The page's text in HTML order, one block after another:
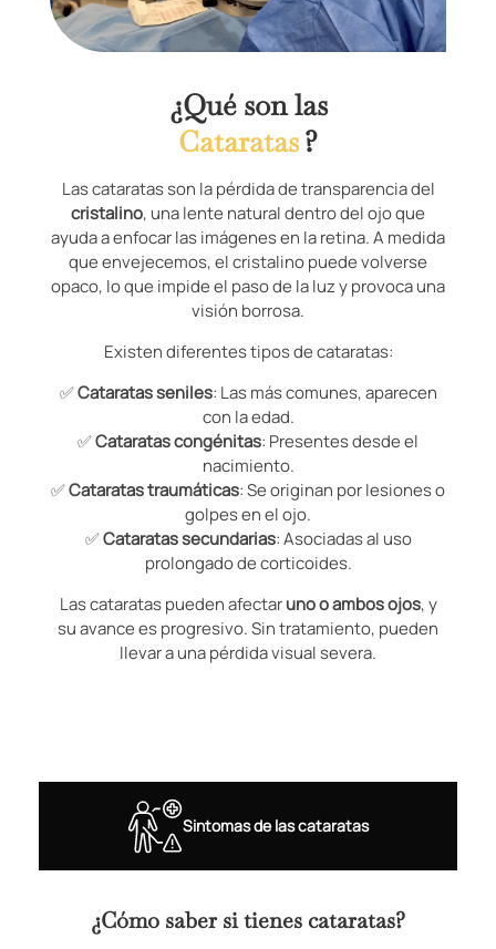
¿Qué son las
Cataratas?
Las cataratas son la pérdida de transparencia del
cristalino, una lente natural dentro del ojo que
ayuda a enfocar las imágenes en la retina. A medida
que envejecemos, el cristalino puede volverse
opaco, lo que impide el paso de la luz y provoca una
visión borrosa.
Existen diferentes tipos de cataratas:
✅Cataratas seniles: Las más comunes, aparecen
con la edad.
✅Cataratas congénitas: Presentes desde el
nacimiento.
✅Cataratas traumáticas: Se originan por lesiones o
golpes en el ojo.
✅Cataratas secundarias: Asociadas al uso
prolongado de corticoides.
Las cataratas pueden afectaruno o ambos ojos, y
su avance es progresivo. Sin tratamiento, pueden
llevar a una pérdida visual severa.
Sintomas de las cataratas
¿Cómo saber si tienes cataratas?